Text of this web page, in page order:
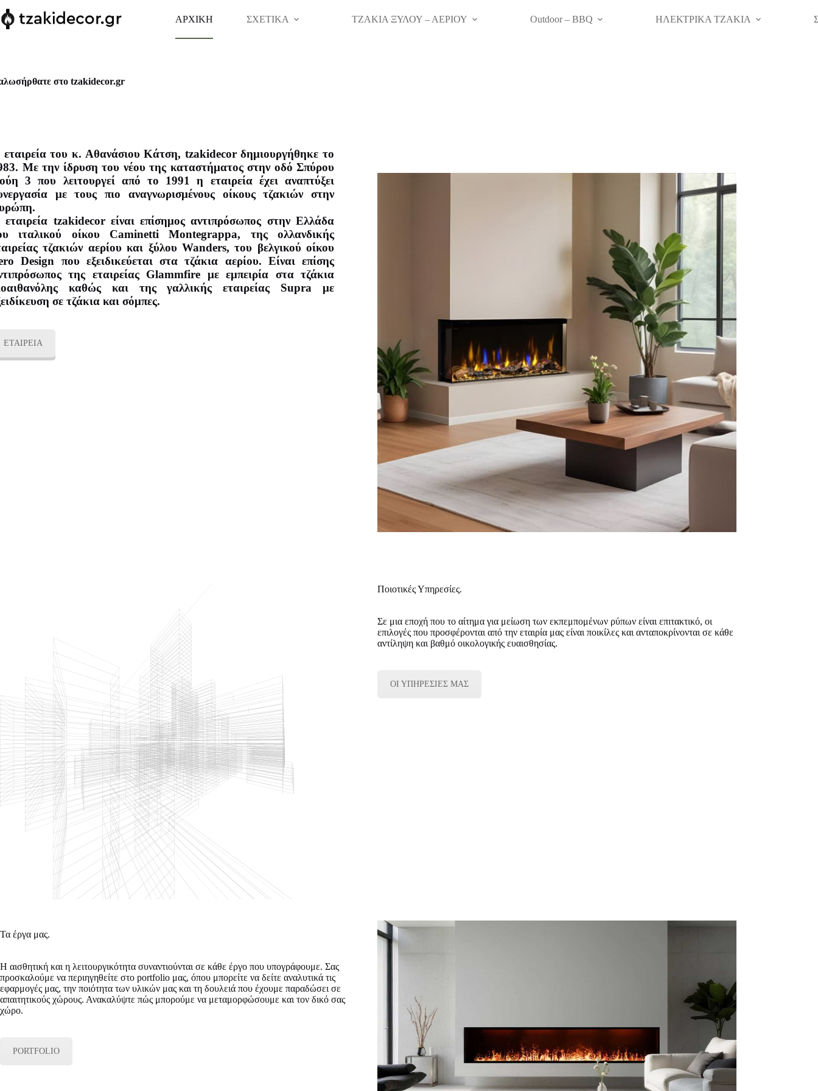
to
content
ΑΡΧΙΚΗ ΣΧΕΤΙΚΑ ΤΖΑΚΙΑ ΞΥΛΟΥ – ΑΕΡΙΟΥ Outdoor – BBQ ΗΛΕΚΤΡΙΚΑ ΤΖΑΚΙΑ
στο tzakidecor.gr
του κ. Αθανάσιου Κάτση, tzakidecor δημιουργήθηκε το
Με την ίδρυση του νέου της καταστήματος στην οδό Σπύρου
3 που λειτουργεί από το 1991 η εταιρεία έχει αναπτύξει
με τους πιο αναγνωρισμένους οίκους τζακιών στην
tzakidecor είναι επίσημος αντιπρόσωπος στην Ελλάδα
ιταλικού οίκου Caminetti Montegrappa, της ολλανδικής
τζακιών αερίου και ξύλου Wanders, του βελγικού οίκου
Design που εξειδικεύεται στα τζάκια αερίου. Είναι επίσης
της εταιρείας Glammfire με εμπειρία στα τζάκια
καθώς και της γαλλικής εταιρείας Supra με
σε τζάκια και σόμπες.
ΕΤΑΙΡΕΙΑ
Ποιοτικές Υπηρεσίες.
Σε μια εποχή που το αίτημα για μείωση των εκπεμπομένων ρύπων είναι επιτακτικό, οι
επιλογές που προσφέρονται από την εταιρία μας είναι ποικίλες και ανταποκρίνονται σε κάθε
αντίληψη και βαθμό οικολογικής ευαισθησίας.
ΟΙ ΥΠΗΡΕΣΙΕΣ ΜΑΣ
Τα έργα μας.
Η αισθητική και η λειτουργικότητα συναντιούνται σε κάθε έργο που υπογράφουμε. Σας
προσκαλούμε να περιηγηθείτε στο portfolio μας, όπου μπορείτε να δείτε αναλυτικά τις
εφαρμογές μας, την ποιότητα των υλικών μας και τη δουλειά που έχουμε παραδώσει σε
απαιτητικούς χώρους. Ανακαλύψτε πώς μπορούμε να μεταμορφώσουμε και τον δικό σας
χώρο.
PORTFOLIO